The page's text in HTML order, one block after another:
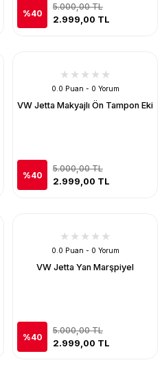
%40
5.000,00 TL
2.999,00 TL
0.0 Puan - 0 Yorum
VW Jetta Makyajlı Ön Tampon Eki
%40
5.000,00 TL
2.999,00 TL
0.0 Puan - 0 Yorum
VW Jetta Yan Marşpiyel
%40
5.000,00 TL
2.999,00 TL